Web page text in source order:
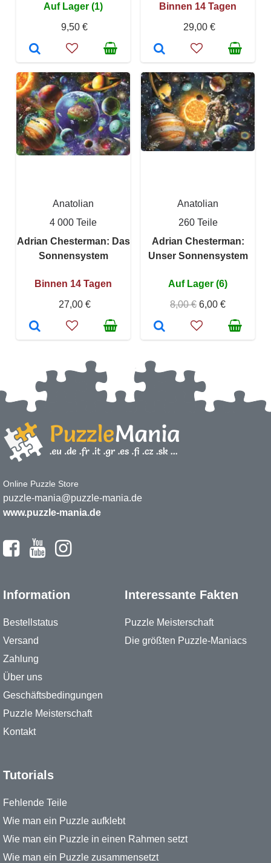
Auf Lager (1)
9,50 €
Binnen 14 Tagen
29,00 €
Anatolian
4 000 Teile
Adrian Chesterman: Das
Sonnensystem
Binnen 14 Tagen
27,00 €
Anatolian
260 Teile
Adrian Chesterman:
Unser Sonnensystem
Auf Lager (6)
8,00 € 6,00 €
Online Puzzle Store
puzzle-mania@puzzle-mania.de
www.puzzle-mania.de
Information
Bestellstatus
Versand
Zahlung
Über uns
Geschäftsbedingungen
Puzzle Meisterschaft
Kontakt
Interessante Fakten
Puzzle Meisterschaft
Die größten Puzzle-Maniacs
Tutorials
Fehlende Teile
Wie man ein Puzzle aufklebt
Wie man ein Puzzle in einen Rahmen setzt
Wie man ein Puzzle zusammensetzt